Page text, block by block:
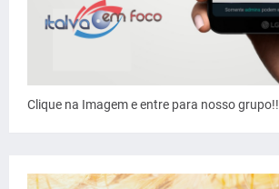
Clique na Imagem e entre para nosso grupo!!